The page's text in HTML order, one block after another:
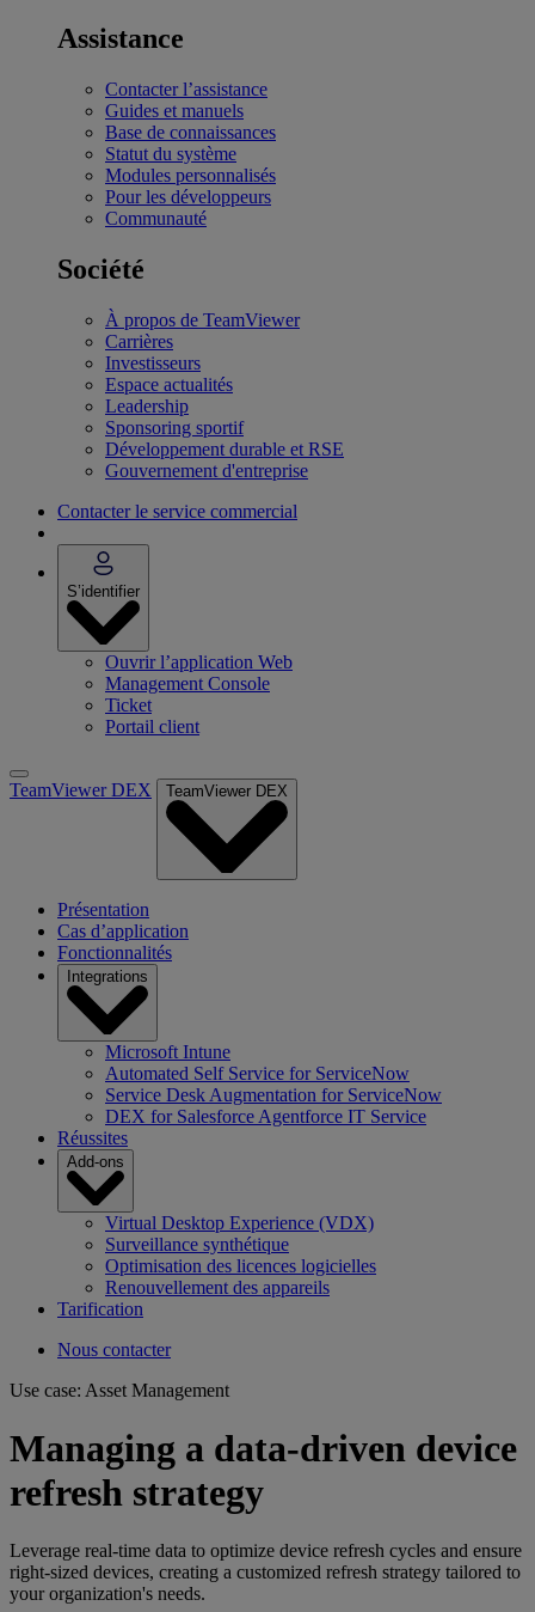
Assistance
Contacter l’assistance
Guides et manuels
Base de connaissances
Statut du système
Modules personnalisés
Pour les développeurs
Communauté
Société
À propos de TeamViewer
Carrières
Investisseurs
Espace actualités
Leadership
Sponsoring sportif
Développement durable et RSE
Gouvernement d'entreprise
Contacter le service commercial
S’identifier
Ouvrir l’application Web
Management Console
Ticket
Portail client
TeamViewer DEX TeamViewer DEX
Présentation
Cas d’application
Fonctionnalités
Integrations
Microsoft Intune
Automated Self Service for ServiceNow
Service Desk Augmentation for ServiceNow
DEX for Salesforce Agentforce IT Service
Réussites
Add-ons
Virtual Desktop Experience (VDX)
Surveillance synthétique
Optimisation des licences logicielles
Renouvellement des appareils
Tarification
Nous contacter
Use case: Asset Management
Managing a data-driven device
refresh strategy
Leverage real-time data to optimize device refresh cycles and ensure
right-sized devices, creating a customized refresh strategy tailored to
your organization's needs.